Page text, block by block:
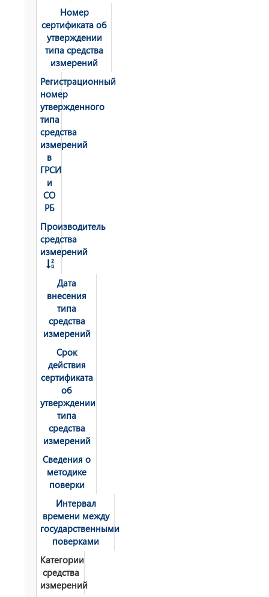
Номер
сертификата об
утверждении
типа средства
измерений
Регистрационный
номер
утвержденного
типа
средства
измерений
в
ГРСИ
и
СО
РБ
Производитель
средства
измерений
Дата
внесения
типа
средства
измерений
Срок
действия
сертификата
об
утверждении
типа
средства
измерений
Сведения о
методике
поверки
Интервал
времени между
государственными
поверками
Категории
средства
измерений